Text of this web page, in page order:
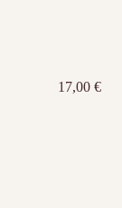
17,00€